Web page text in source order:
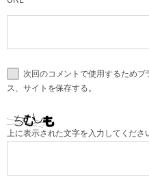
次回のコメントで使用するため
ス、サイトを保存する。
上に表示された文字を入力してくださ